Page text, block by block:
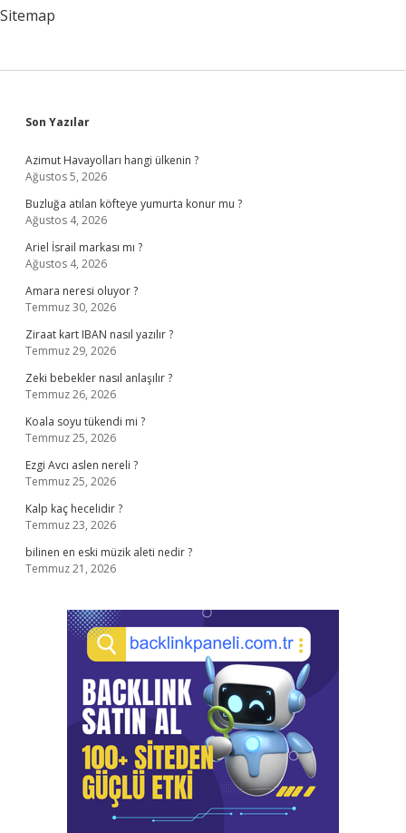
Sitemap
Sidebar
Son Yazılar
Azimut Havayolları hangi ülkenin ?
Ağustos 5, 2026
Buzluğa atılan köfteye yumurta konur mu ?
Ağustos 4, 2026
Ariel İsrail markası mı ?
Ağustos 4, 2026
Amara neresi oluyor ?
Temmuz 30, 2026
Ziraat kart IBAN nasıl yazılır ?
Temmuz 29, 2026
Zeki bebekler nasıl anlaşılır ?
Temmuz 26, 2026
Koala soyu tükendi mi ?
Temmuz 25, 2026
Ezgi Avcı aslen nereli ?
Temmuz 25, 2026
Kalp kaç hecelidir ?
Temmuz 23, 2026
bilinen en eski müzik aleti nedir ?
Temmuz 21, 2026